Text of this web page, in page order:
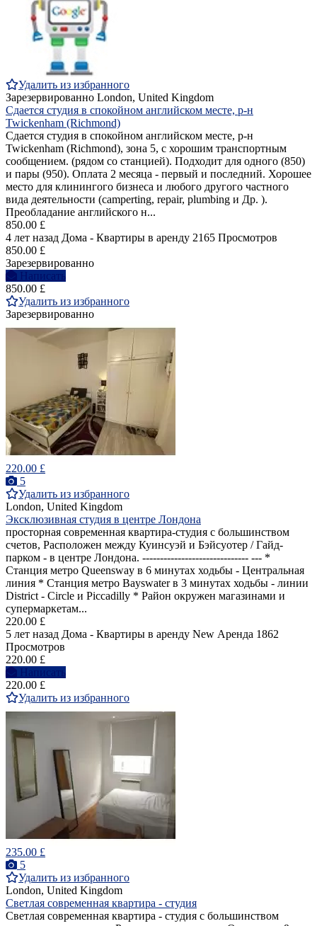
Удалить из избранного
Зарезервированно London, United Kingdom
Сдается студия в спокойном английском месте, р-н
Twickenham (Richmond)
Сдается студия в спокойном английском месте, р-н
Twickenham (Richmond), зона 5, с хорошим транспортным
сообщением. (рядом со станцией). Подходит для одного (850)
и пары (950). Оплата 2 месяца - первый и последний. Хорошее
место для клинингого бизнеса и любого другого частного
вида деятельности (camperting, repair, plumbing и Др. ).
Преобладание английского н...
850.00 £
4 лет назад Дома - Квартиры в аренду 2165 Просмотров
850.00 £
Зарезервированно
Написать
850.00 £
Удалить из избранного
Зарезервированно
220.00 £
5
Удалить из избранного
London, United Kingdom
Эксклюзивная студия в центре Лондона
просторная современная квартира-студия с большинством
счетов, Расположен между Куинсуэй и Бэйсуотер / Гайд-
парком - в центре Лондона. ------------------------------ --- *
Станция метро Queensway в 6 минутах ходьбы - Центральная
линия * Станция метро Bayswater в 3 минутах ходьбы - линии
District - Circle и Piccadilly * Район окружен магазинами и
супермаркетам...
220.00 £
5 лет назад Дома - Квартиры в аренду New Аренда 1862
Просмотров
220.00 £
Написать
220.00 £
Удалить из избранного
235.00 £
5
Удалить из избранного
London, United Kingdom
Светлая современная квартира - студия
Светлая современная квартира - студия с большинством